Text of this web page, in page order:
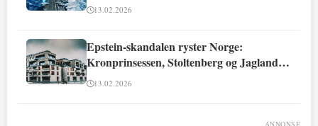
13.02.2026
Epstein-skandalen ryster Norge:
Kronprinsessen, Stoltenberg og Jagland
involvert
13.02.2026
ANNONSE